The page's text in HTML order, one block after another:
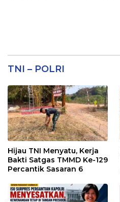
TNI – POLRI
Hijau TNI Menyatu, Kerja
Bakti Satgas TMMD Ke-129
Percantik Sasaran 6